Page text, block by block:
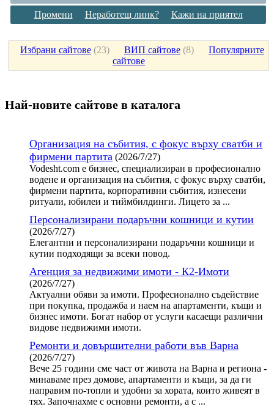
Промени Неработещ линк? Кажи на приятел
Избрани сайтове (23) ВИП сайтове (8) Популярните
сайтове
Най-новите сайтoве в каталога
Организация на събития, с фокус върху сватби и
фирмени партита (2026/7/27)
Vodesht.com е бизнес, специализиран в професионално
водене и организация на събития, с фокус върху сватби,
фирмени партита, корпоративни събития, изнесени
ритуали, юбилеи и тиймбилдинги. Лицето за ...
Персонализирани подаръчни кошници и кутии
(2026/7/27)
Елегантни и персонализирани подаръчни кошници и
кутии подходящи за всеки повод.
Агенция за недвижими имоти - К2-Имоти
(2026/7/27)
Актуални обяви за имоти. Професионално съдействие
при покупка, продажба и наем на апартаменти, къщи и
бизнес имоти. Богат набор от услуги касаещи различни
видове недвижими имоти.
Ремонти и довършителни работи във Варна
(2026/7/27)
Вече 25 години сме част от живота на Варна и региона -
минаваме през домове, апартаменти и къщи, за да ги
направим по-топли и удобни за хората, които живеят в
тях. Започнахме с основни ремонти, а с ...